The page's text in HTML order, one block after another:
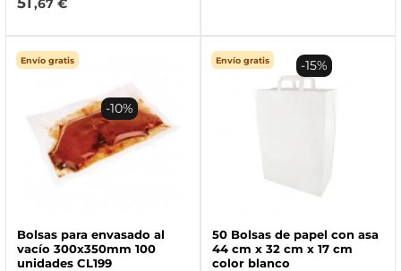
,67 €
Envío gratis
Bolsas para envasado al
vacío 300x350mm 100
unidades CL199
-10%
Envío gratis
50 Bolsas de papel con asa
44 cm x 32 cm x 17 cm
color blanco
-15%